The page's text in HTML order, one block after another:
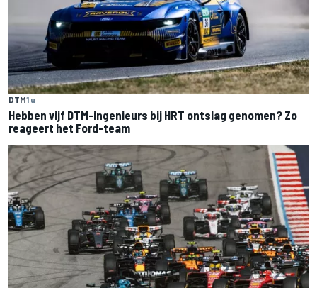
DTM1 u
Hebben vijf DTM-ingenieurs bij HRT ontslag genomen? Zo
reageert het Ford-team